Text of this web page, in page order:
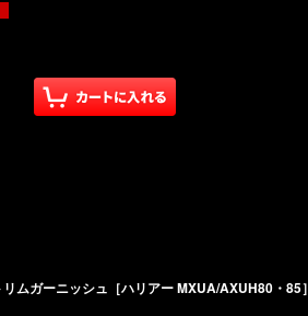
ムガーニッシュ［ハリアー MXUA/AXUH80・85］